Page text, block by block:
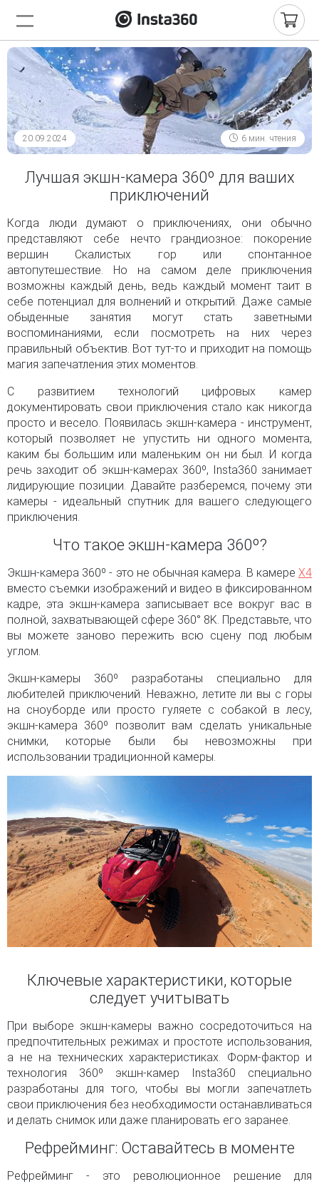
20.09.2024 6 мин. чтения
Лучшая экшн-камера 360º для ваших
приключений
Когда люди думают о приключениях, они обычно
представляют себе нечто грандиозное: покорение
вершин Скалистых гор или спонтанное
автопутешествие. Но на самом деле приключения
возможны каждый день, ведь каждый момент таит в
себе потенциал для волнений и открытий. Даже самые
обыденные занятия могут стать заветными
воспоминаниями, если посмотреть на них через
правильный объектив. Вот тут-то и приходит на помощь
магия запечатления этих моментов.
С развитием технологий цифровых камер
документировать свои приключения стало как никогда
просто и весело. Появилась экшн-камера - инструмент,
который позволяет не упустить ни одного момента,
каким бы большим или маленьким он ни был. И когда
речь заходит об экшн-камерах 360º, Insta360 занимает
лидирующие позиции. Давайте разберемся, почему эти
камеры - идеальный спутник для вашего следующего
приключения.
Что такое экшн-камера 360º?
Экшн-камера 360º - это не обычная камера. В камере X4
вместо съемки изображений и видео в фиксированном
кадре, эта экшн-камера записывает все вокруг вас в
полной, захватывающей сфере 360° 8K. Представьте, что
вы можете заново пережить всю сцену под любым
углом.
Экшн-камеры 360º разработаны специально для
любителей приключений. Неважно, летите ли вы с горы
на сноуборде или просто гуляете с собакой в лесу,
экшн-камера 360º позволит вам сделать уникальные
снимки, которые были бы невозможны при
использовании традиционной камеры.
Ключевые характеристики, которые
следует учитывать
При выборе экшн-камеры важно сосредоточиться на
предпочтительных режимах и простоте использования,
а не на технических характеристиках. Форм-фактор и
технология 360º экшн-камер Insta360 специально
разработаны для того, чтобы вы могли запечатлеть
свои приключения без необходимости останавливаться
и делать снимок или даже планировать его заранее.
Рефрейминг: Оставайтесь в моменте
Рефрейминг - это революционное решение для